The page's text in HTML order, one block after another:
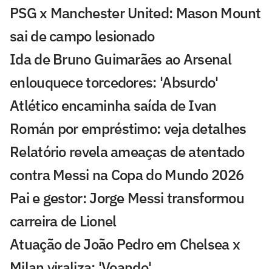
PSG x Manchester United: Mason Mount
sai de campo lesionado
Ida de Bruno Guimarães ao Arsenal
enlouquece torcedores: 'Absurdo'
Atlético encaminha saída de Ivan
Román por empréstimo: veja detalhes
Relatório revela ameaças de atentado
contra Messi na Copa do Mundo 2026
Pai e gestor: Jorge Messi transformou
carreira de Lionel
Atuação de João Pedro em Chelsea x